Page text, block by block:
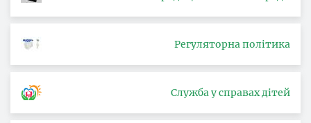
Регуляторна політика
Служба у справах дітей